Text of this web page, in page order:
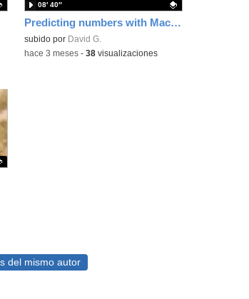
Predicting numbers with Machine Learning for Kids
Contenido educativo.
subido por David G.
08′ 40″
-hace 3 meses- 38visualizaciones
del mismo autor